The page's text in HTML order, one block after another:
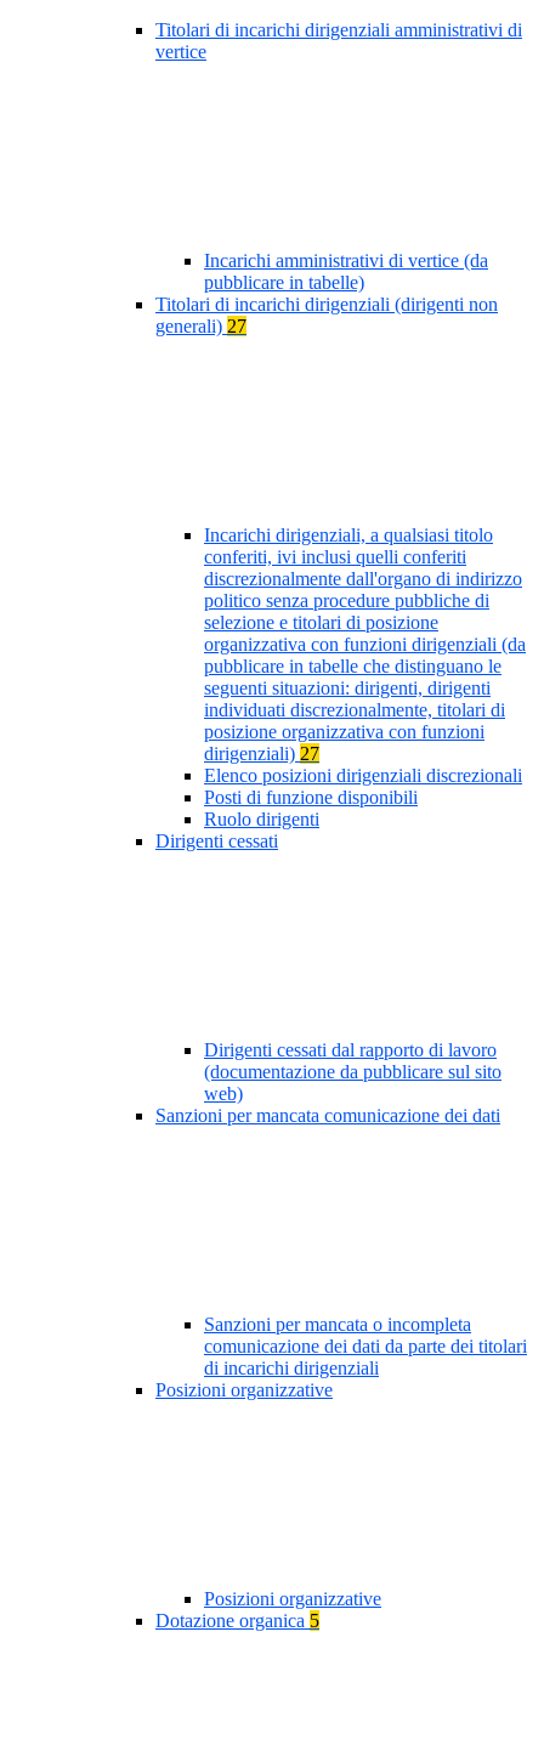
Titolari di incarichi dirigenziali amministrativi di
vertice
Incarichi amministrativi di vertice (da
pubblicare in tabelle)
Titolari di incarichi dirigenziali (dirigenti non
generali) 27
Incarichi dirigenziali, a qualsiasi titolo
conferiti, ivi inclusi quelli conferiti
discrezionalmente dall'organo di indirizzo
politico senza procedure pubbliche di
selezione e titolari di posizione
organizzativa con funzioni dirigenziali (da
pubblicare in tabelle che distinguano le
seguenti situazioni: dirigenti, dirigenti
individuati discrezionalmente, titolari di
posizione organizzativa con funzioni
dirigenziali) 27
Elenco posizioni dirigenziali discrezionali
Posti di funzione disponibili
Ruolo dirigenti
Dirigenti cessati
Dirigenti cessati dal rapporto di lavoro
(documentazione da pubblicare sul sito
web)
Sanzioni per mancata comunicazione dei dati
Sanzioni per mancata o incompleta
comunicazione dei dati da parte dei titolari
di incarichi dirigenziali
Posizioni organizzative
Posizioni organizzative
Dotazione organica 5